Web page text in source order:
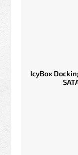
IcyBox Docking-